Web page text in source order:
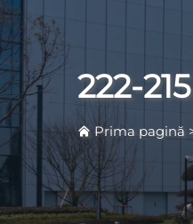
222-
Prima pagină